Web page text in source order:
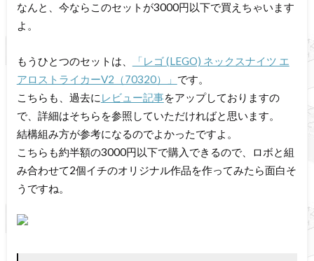
なんと、今ならこのセットが3000円以下で買えちゃいます
よ。
もうひとつのセットは、
「レゴ (LEGO) ネックスナイツ エ
アロストライカーV2（70320）」 です。
こちらも、過去に レビュー記事をアップしておりますの
で、詳細はそちらを参照していただければと思います。
結構組み方が参考になるのでよかったですよ。
こちらも約半額の3000円以下で購入できるので、ロボと組
み合わせて2個イチのオリジナル作品を作ってみたら面白そ
うですね。